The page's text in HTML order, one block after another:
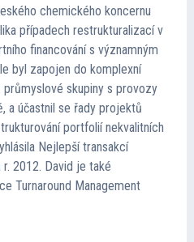
chemického koncernu
případech restrukturalizací v
financování s významným
byl zapojen do komplexní
průmyslové skupiny s provozy
a účastnil se řady projektů
portfolií nekvalitních
Nejlepší transakcí
2012. David je také
Turnaround Management